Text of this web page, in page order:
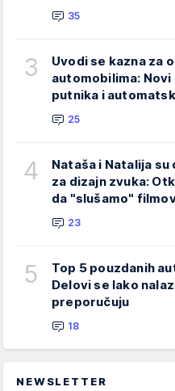
35
3
Uvodi se kazna za
automobilima:
putnika i
25
4
Nataša i Natalija
za dizajn zvuka:
da "slušamo"
23
5
Top 5 pouzdanih
Delovi se lako
preporučuju
18
NEWSLETTER